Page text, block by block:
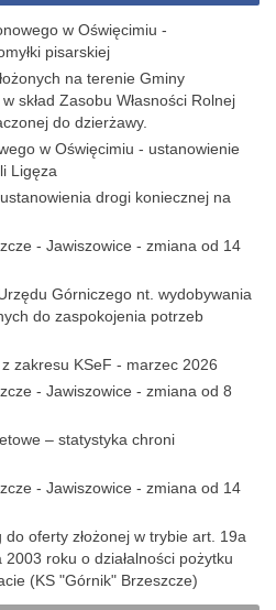
w Oświęcimiu -
pisarskiej
na terenie Gminy
skład Zasobu Własności Rolnej
do dzierżawy.
w Oświęcimiu - ustanowienie
Ligęza
drogi koniecznej na
- Jawiszowice - zmiana od 14
Górniczego nt. wydobywania
do zaspokojenia potrzeb
zakresu KSeF - marzec 2026
- Jawiszowice - zmiana od 8
– statystyka chroni
- Jawiszowice - zmiana od 14
do oferty złożonej w trybie art. 19a
roku o działalności pożytku
(KS "Górnik" Brzeszcze)